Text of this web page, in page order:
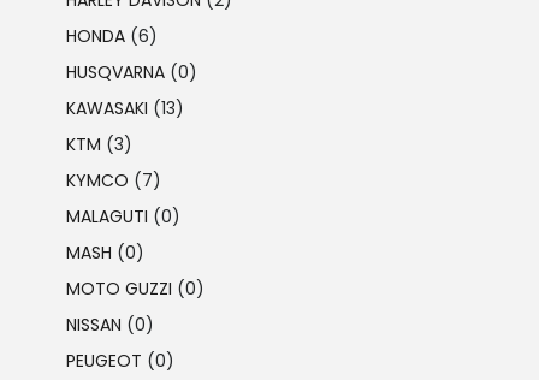
HONDA (6)
HUSQVARNA (0)
KAWASAKI (13)
KTM (3)
KYMCO (7)
MALAGUTI (0)
MASH (0)
MOTO GUZZI (0)
NISSAN (0)
PEUGEOT (0)